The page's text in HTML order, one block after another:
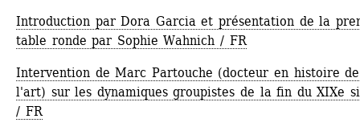
Introduction par Dora Garcia et présentation de la
table ronde par Sophie Wahnich / FR
Intervention de Marc Partouche (docteur en histoire de
l'art) sur les dynamiques groupistes de la fin du XIXe
/ FR